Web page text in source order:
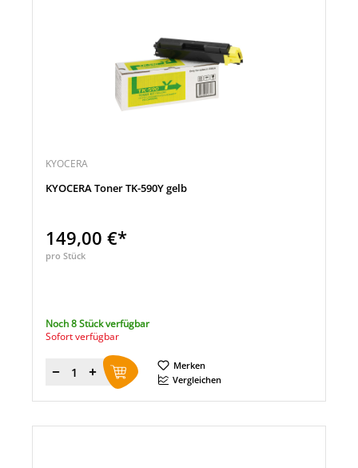
KYOCERA
KYOCERA Toner TK-590Y gelb
149,00 €*
pro Stück
Noch 8 Stück verfügbar
Sofort verfügbar
Menge
Merken
Vergleichen